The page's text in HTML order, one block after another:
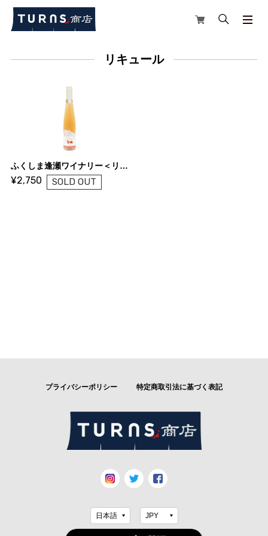
リキュール
ふくしま逢瀬ワイナリー＜リキュール／OUSE POMME OUSE PECHE OUSE POIRE JAPONAISE＞
¥2,750 SOLD OUT
プライバシーポリシー 特定商取引法に基づく表記